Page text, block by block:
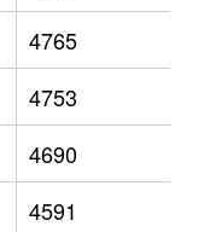
4765
4753
4690
4591